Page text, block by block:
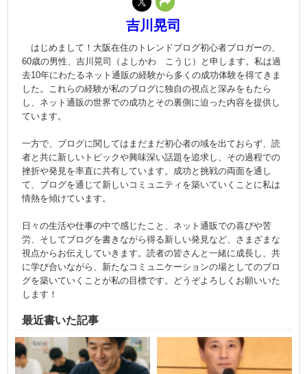
吉川晃司
はじめまして！大阪在住のトレンドブログ初心者ブロガーの、
60歳の男性、吉川晃司（よしかわ こうじ）と申します。私は過
去10年にわたるネット通販の経験から多くの成功体験を得てきま
した。これらの経験が私のブログに独自の視点と深みをもたら
し、ネット通販の世界での成功とその裏側に迫った内容を提供し
ています。
一方で、ブログに関してはまだまだ初心者の域を出ておらず、読
者と共に新しいトピックや興味深い話題を追求し、その過程での
挫折や発見を率直に共有しています。成功と挑戦の両面を通し
て、ブログを通じて新しいコミュニティを築いていくことに私は
情熱を傾けています。
日々の生活や仕事の中で感じたこと、ネット通販での喜びや苦
労、そしてブログを書きながら得る新しい発見など、さまざまな
視点からお伝えしていきます。読者の皆さんと一緒に成長し、共
に学び合いながら、新たなコミュニケーションの場としてのブロ
グを築いていくことが私の目標です。どうぞよろしくお願いいた
します！
最近書いた記事